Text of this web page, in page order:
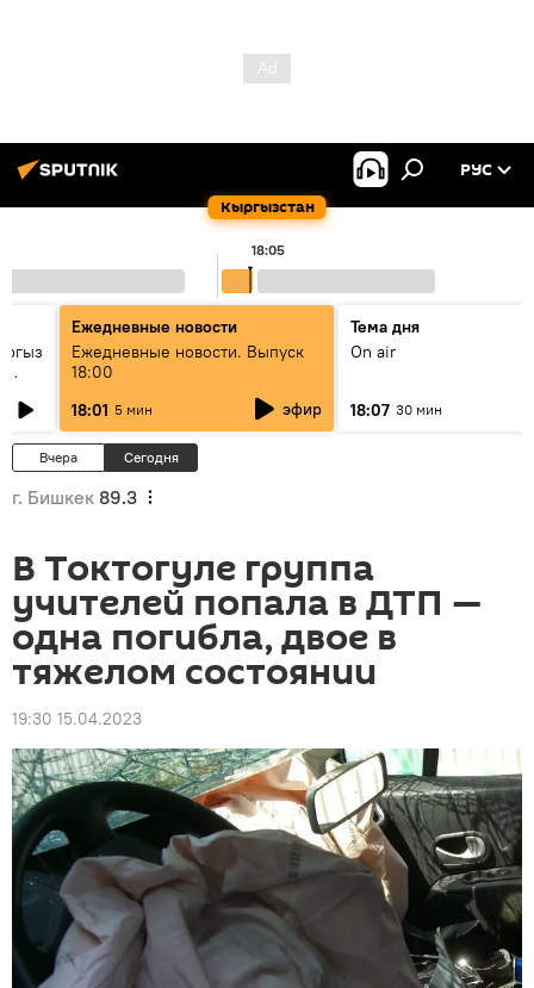
Кыргызстан
РУС
18:05
Ежедневные новости
Ежедневные новости. Выпуск
18:00
18:01 5 мин эфир
Тема дня
On air
18:07 30 мин
Вчера Сегодня
г. Бишкек 89.3
В Токтогуле группа
учителей попала в ДТП —
одна погибла, двое в
тяжелом состоянии
19:30 15.04.2023